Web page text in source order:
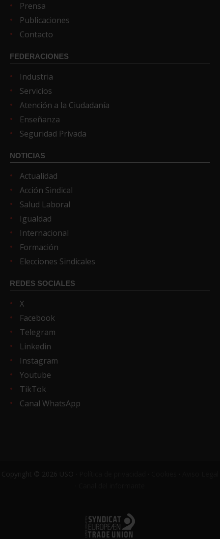
Prensa
Publicaciones
Contacto
FEDERACIONES
Industria
Servicios
Atención a la Ciudadanía
Enseñanza
Seguridad Privada
NOTICIAS
Actualidad
Acción Sindical
Salud Laboral
Igualdad
Internacional
Formación
Elecciones Sindicales
REDES SOCIALES
X
Facebook
Telegram
Linkedin
Instagram
Youtube
TikTok
Canal WhatsApp
Copyright © 2026 USO ·